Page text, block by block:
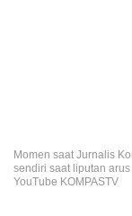
Momen saat Jurnalis
sendiri saat liputan
YouTube KOMPASTV